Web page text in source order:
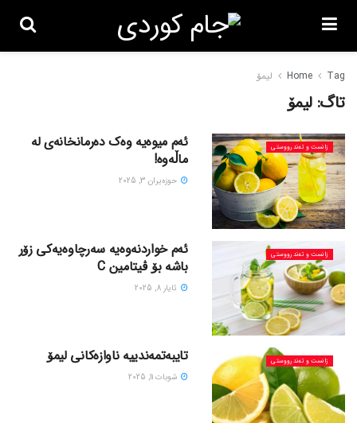
Home Tag لیمۆ
تاگ: لیمۆ
زانست و تەندرووستی
ئەم میوەیە وەک دەرمانخانەی لە
ماڵەوە!
حوزه‌یران 3, 2025
زانست و تەندرووستی
ئەم خواردنەوەیە سەرچاوەیەکی زۆر
باشە بۆ ڤیتامین C
ئایار 8, 2025
زانست و تەندرووستی تایبەتمەندییە ناوازەکانی لیمۆ
شوبات 11, 2025